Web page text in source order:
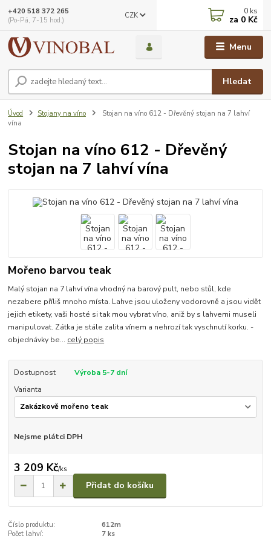
Menu
CZK
Hledat
+420 518 372 265
(Po-Pá, 7-15 hod.)
0 ks
za 0 Kč
Úvod Stojany na víno
Stojan na víno 612 - Dřevěný stojan na 7 lahví
vína
Stojan na víno 612 - Dřevěný
stojan na 7 lahví vína
Mořeno barvou teak
Malý stojan na 7 lahví vína vhodný na barový pult, nebo stůl, kde
nezabere příliš mnoho místa. Lahve jsou uloženy vodorovně a jsou vidět
jejich etikety, vaši hosté si tak mou vybrat víno, aniž by s lahvemi museli
manipulovat. Zátka je stále zalita vínem a nehrozí tak vyschnutí korku. -
objednávky be... celý popis
Dostupnost
Výroba 5-7 dní
Varianta
Nejsme plátci DPH
3 209 Kč/ks
Přidat do košíku
Číslo produktu:
612m
Počet lahví:
7 ks